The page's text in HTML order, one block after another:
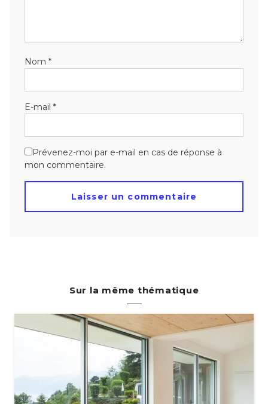
Nom *
E-mail *
Prévenez-moi par e-mail en cas de réponse à
mon commentaire.
Sur la même thématique